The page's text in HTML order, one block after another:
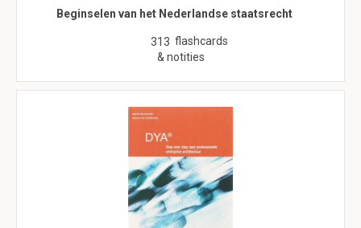
Beginselen van het Nederlandse staatsrecht
313 flashcards
& notities